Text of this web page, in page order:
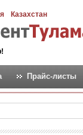
Казахстан
Прайс-листы